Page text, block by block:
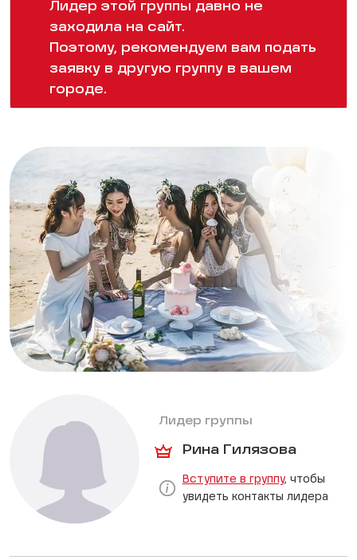
Лидер этой группы давно не
заходила на сайт.
Поэтому, рекомендуем вам подать
заявку в другую группу в вашем
городе.
Лидер группы
Рина Гилязова
Вступите в группу, чтобы
увидеть контакты лидера